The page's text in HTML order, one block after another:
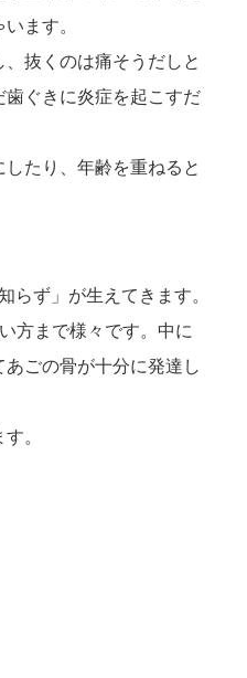
ます。
抜くのは痛そうだしと
ぐきに炎症を起こすだ
たり、年齢を重ねると
らず」が生えてきます。
方まで様々です。中に
ごの骨が十分に発達し
。